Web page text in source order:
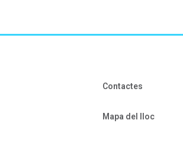
Contactes
Mapa del lloc